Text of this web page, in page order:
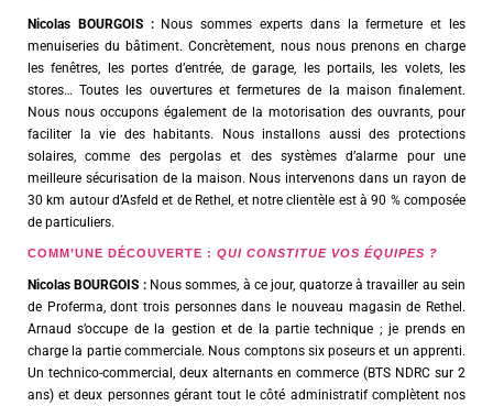
Nicolas BOURGOIS :Nous sommes experts dans la fermeture et les
menuiseries du bâtiment. Concrètement, nous nous prenons en charge
les fenêtres, les portes d’entrée, de garage, les portails, les volets, les
stores… Toutes les ouvertures et fermetures de la maison finalement.
Nous nous occupons également de la motorisation des ouvrants, pour
faciliter la vie des habitants. Nous installons aussi des protections
solaires, comme des pergolas et des systèmes d’alarme pour une
meilleure sécurisation de la maison. Nous intervenons dans un rayon de
30 km autour d’Asfeld et de Rethel, et notre clientèle est à 90 % composée
de particuliers.
COMM’UNE DÉCOUVERTE : QUI CONSTITUE VOS ÉQUIPES ?
Nicolas BOURGOIS :Nous sommes, à ce jour, quatorze à travailler au sein
de Proferma, dont trois personnes dans le nouveau magasin de Rethel.
Arnaud s’occupe de la gestion et de la partie technique ; je prends en
charge la partie commerciale. Nous comptons six poseurs et un apprenti.
Un technico-commercial, deux alternants en commerce (BTS NDRC sur 2
ans) et deux personnes gérant tout le côté administratif complètent nos